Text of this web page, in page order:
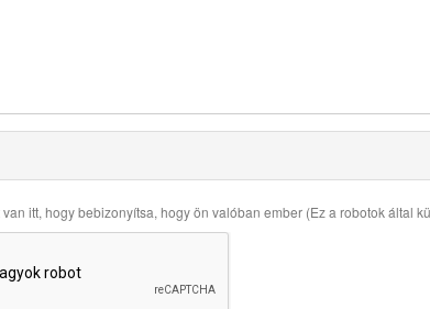
van itt, hogy bebizonyítsa, hogy ön valóban ember (Ez a robotok által